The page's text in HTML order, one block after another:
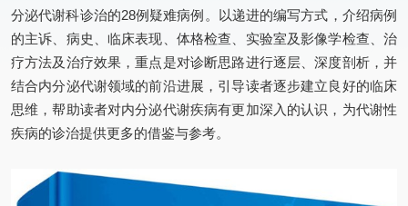
分泌代谢科诊治的28例疑难病例。以递进的编写方式，介绍病例
的主诉、病史、临床表现、体格检查、实验室及影像学检查、治
疗方法及治疗效果，重点是对诊断思路进行逐层、深度剖析，并
结合内分泌代谢领域的前沿进展，引导读者逐步建立良好的临床
思维，帮助读者对内分泌代谢疾病有更加深入的认识，为代谢性
疾病的诊治提供更多的借鉴与参考。